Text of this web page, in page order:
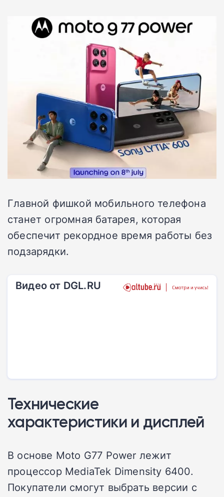
Главной фишкой мобильного телефона
станет огромная батарея, которая
обеспечит рекордное время работы без
подзарядки.
Видео от DGL.RU
Технические
характеристики и дисплей
В основе Moto G77 Power лежит
процессор MediaTek Dimensity 6400.
Покупатели смогут выбрать версии с